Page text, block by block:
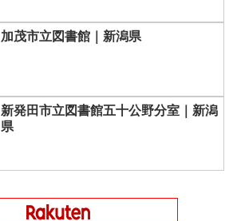
加茂市立図書館｜新潟県
新発田市立図書館五十公野分室｜新潟
県